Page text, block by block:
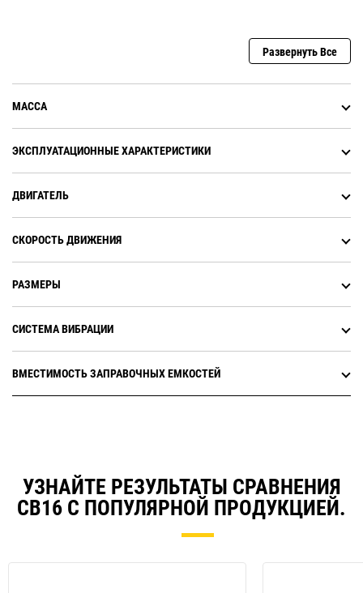
индикаторы помогают убедиться,
что скорость движения
соответствует правильному
Развернуть Все
МАССА
ЭКСПЛУАТАЦИОННЫЕ ХАРАКТЕРИСТИКИ
ДВИГАТЕЛЬ
СКОРОСТЬ ДВИЖЕНИЯ
РАЗМЕРЫ
СИСТЕМА ВИБРАЦИИ
ВМЕСТИМОСТЬ ЗАПРАВОЧНЫХ ЕМКОСТЕЙ
УЗНАЙТЕ РЕЗУЛЬТАТЫ СРАВНЕНИЯ
CB16 С ПОПУЛЯРНОЙ ПРОДУКЦИЕЙ.